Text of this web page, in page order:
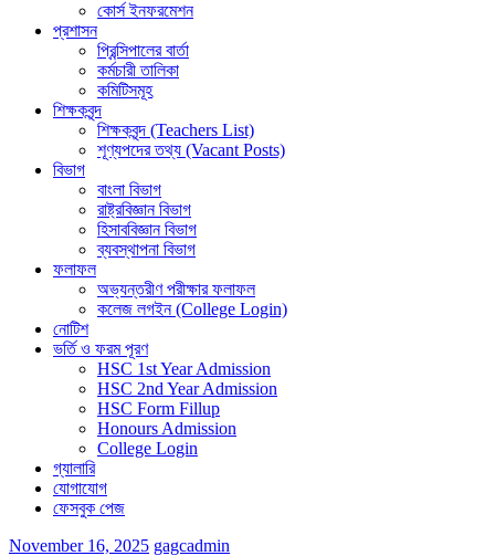
কোর্স ইনফরমেশন
প্রশাসন
প্রিন্সিপালের বার্তা
কর্মচারী তালিকা
কমিটিসমূহ
শিক্ষকবৃন্দ
শিক্ষকবৃন্দ (Teachers List)
শূণ্যপদের তথ্য (Vacant Posts)
বিভাগ
বাংলা বিভাগ
রাষ্ট্রবিজ্ঞান বিভাগ
হিসাববিজ্ঞান বিভাগ
ব্যবস্থাপনা বিভাগ
ফলাফল
অভ্যন্তরীণ পরীক্ষার ফলাফল
কলেজ লগইন (College Login)
নোটিশ
ভর্তি ও ফরম পূরণ
HSC 1st Year Admission
HSC 2nd Year Admission
HSC Form Fillup
Honours Admission
College Login
গ্যালারি
যোগাযোগ
ফেসবুক পেজ
November 16, 2025 gagcadmin